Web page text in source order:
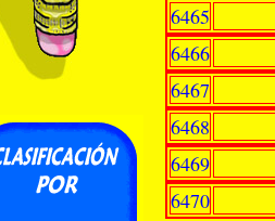
6465
6466
6467
6468
6469
6470